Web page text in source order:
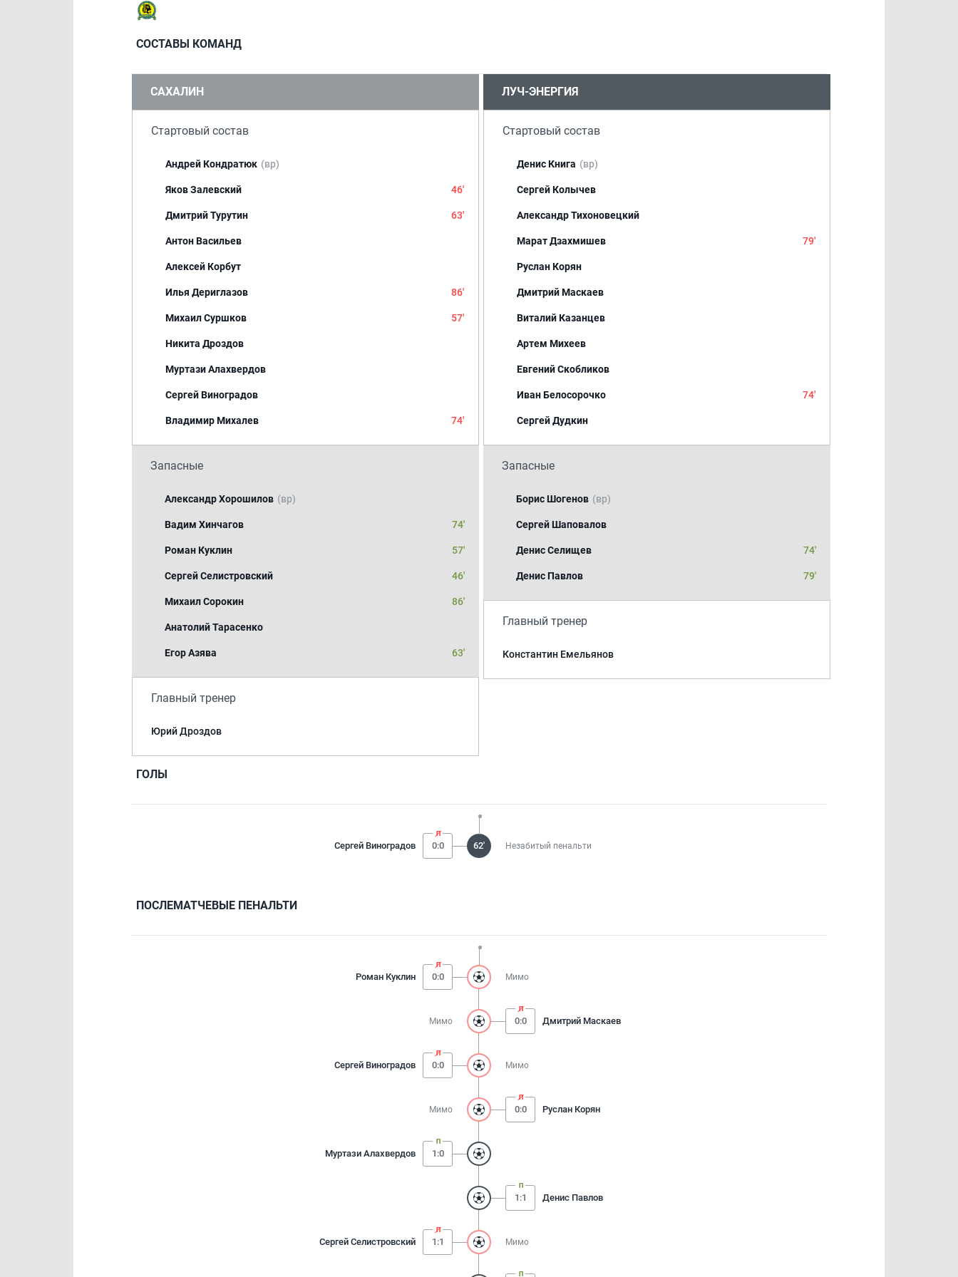
СОСТАВЫ КОМАНД
САХАЛИН
Стартовый состав
Андрей Кондратюк (вр)
Яков Залевский 46'
Дмитрий Турутин 63'
Антон Васильев
Алексей Корбут
Илья Дериглазов 86'
Михаил Суршков 57'
Никита Дроздов
Муртази Алахвердов
Сергей Виноградов
Владимир Михалев 74'
Запасные
Александр Хорошилов (вр)
Вадим Хинчагов 74'
Роман Куклин 57'
Сергей Селистровский 46'
Михаил Сорокин 86'
Анатолий Тарасенко
Егор Азява 63'
Главный тренер
Юрий Дроздов
ЛУЧ-ЭНЕРГИЯ
Стартовый состав
Денис Книга (вр)
Сергей Колычев
Александр Тихоновецкий
Марат Дзахмишев 79'
Руслан Корян
Дмитрий Маскаев
Виталий Казанцев
Артем Михеев
Евгений Скобликов
Иван Белосорочко 74'
Сергей Дудкин
Запасные
Борис Шогенов (вр)
Сергей Шаповалов
Денис Селищев 74'
Денис Павлов 79'
Главный тренер
Константин Емельянов
ГОЛЫ
Сергей Виноградов 0:0 62' Незабитый пенальти
ПОСЛЕМАТЧЕВЫЕ ПЕНАЛЬТИ
Роман Куклин 0:0 Мимо
Мимо 0:0 Дмитрий Маскаев
Сергей Виноградов 0:0 Мимо
Мимо 0:0 Руслан Корян
Муртази Алахвердов 1:0
1:1 Денис Павлов
Сергей Селистровский 1:1 Мимо